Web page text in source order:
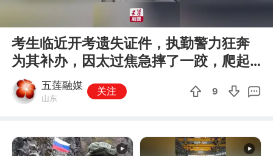
考生临近开考遗失证件，执勤警力狂奔
为其补办，因太过焦急摔了一跤，爬起
来继续跑
五莲融媒
山东
关注 9